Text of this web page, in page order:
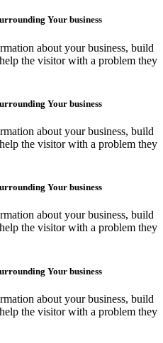
Your business
about your business, build
the visitor with a problem they
Your business
about your business, build
the visitor with a problem they
Your business
about your business, build
the visitor with a problem they
Your business
about your business, build
the visitor with a problem they